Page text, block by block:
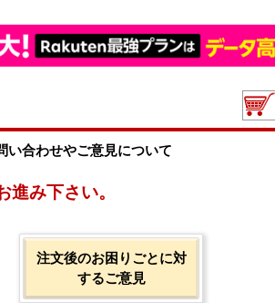
い合わせやご意見について
み下さい。
注文後のお困りごとに対
するご意見